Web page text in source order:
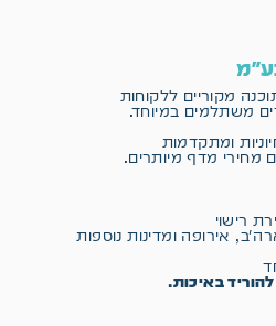
מקוריים ללקוחות
משתלמים במיוחד.
ומתקדמות
מחירי מדף מיותרים.
רישוי
אירופה ומדינות נוספות
באיכות.